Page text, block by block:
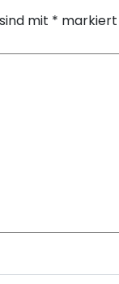
mit * markiert